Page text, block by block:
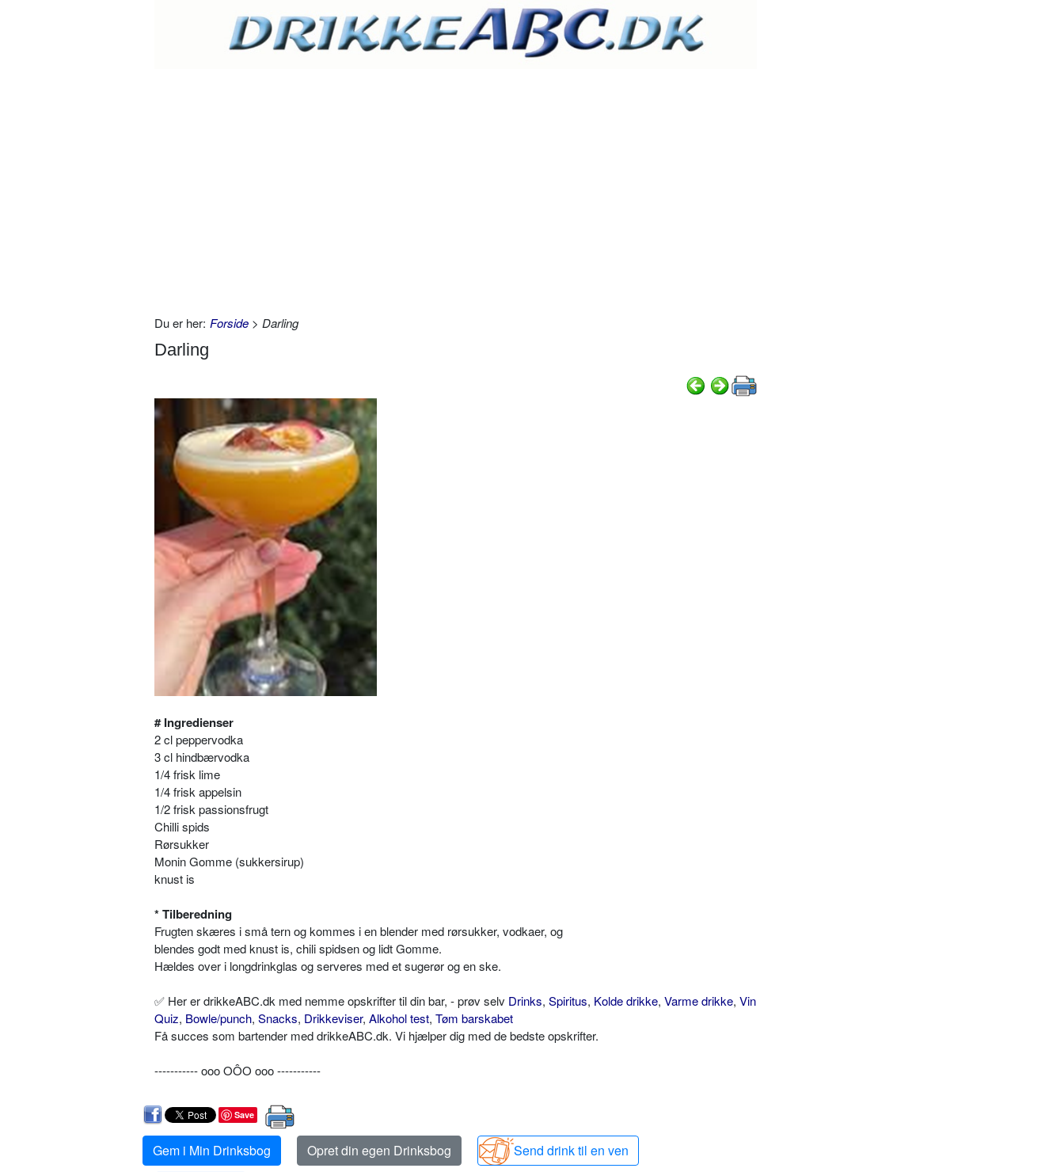
Du er her: Forside > Darling
Darling
# Ingredienser
2 cl peppervodka
3 cl hindbærvodka
1/4 frisk lime
1/4 frisk appelsin
1/2 frisk passionsfrugt
Chilli spids
Rørsukker
Monin Gomme (sukkersirup)
knust is
* Tilberedning
Frugten skæres i små tern og kommes i en blender med rørsukker, vodkaer, og
blendes godt med knust is, chili spidsen og lidt Gomme.
Hældes over i longdrinkglas og serveres med et sugerør og en ske.
✅ Her er drikkeABC.dk med nemme opskrifter til din bar, - prøv selv Drinks, Spiritus, Kolde drikke, Varme drikke, Vin
Quiz, Bowle/punch, Snacks, Drikkeviser, Alkohol test, Tøm barskabet
Få succes som bartender med drikkeABC.dk. Vi hjælper dig med de bedste opskrifter.
----------- ooo OÔO ooo -----------
Save
Gem i Min Drinksbog Opret din egen Drinksbog
Send drink til en ven